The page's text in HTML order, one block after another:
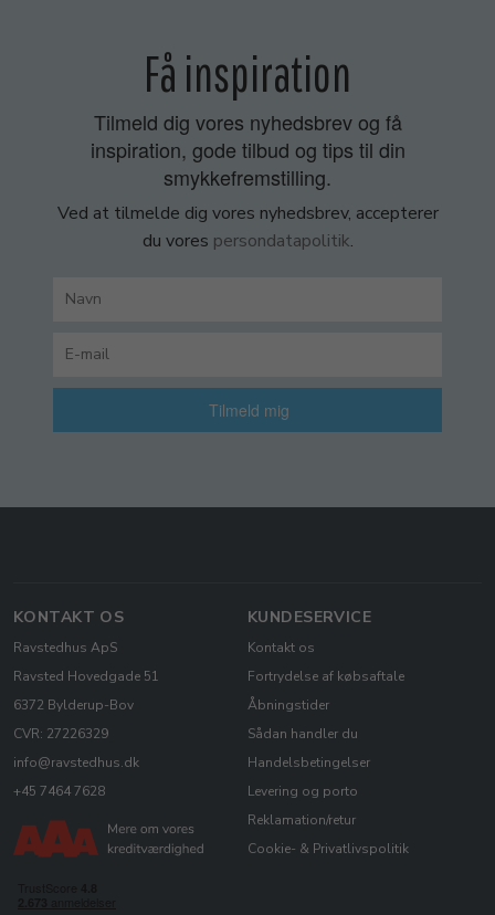
Få inspiration
Tilmeld dig vores nyhedsbrev og få
inspiration, gode tilbud og tips til din
smykkefremstilling.
Ved at tilmelde dig vores nyhedsbrev, accepterer
du vores persondatapolitik.
Tilmeld mig
KONTAKT OS
Ravstedhus ApS
Ravsted Hovedgade 51
6372 Bylderup-Bov
CVR: 27226329
info@ravstedhus.dk
+45 7464 7628
KUNDESERVICE
Kontakt os
Fortrydelse af købsaftale
Åbningstider
Sådan handler du
Handelsbetingelser
Levering og porto
Reklamation/retur
Cookie- & Privatlivspolitik